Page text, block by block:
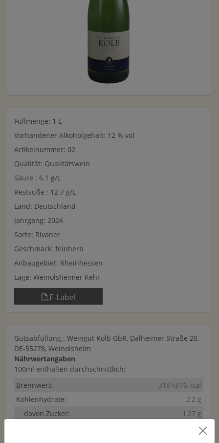
Füllmenge: 1 L
Vorhandener Alkoholgehalt: 12 % vol
Artikelnummer: 02
Qualität: Qualitätswein
Säure : 6.1 g/L
Restsüße : 12.7 g/L
Land: Deutschland
Jahrgang: 2024
Sorte: Rivaner
Geschmack: feinherb
Anbaugebiet: Rheinhessen
Lage: Weinolsheimer Kehr
E-Label
Gutsabfüllung : Weingut Kolb GbR, Dalheimer Straße 20,
DE-55278, Weinolsheim
Nährwertangaben
100ml enthalten durchschnittlich:
Brennwert:
318 kJ/76 kcal
Kohlenhydrate:
2.2 g
davon Zucker:
1.27 g
Enthält geringfügige Mengen von Fett, gesättigten Fettsäuren,